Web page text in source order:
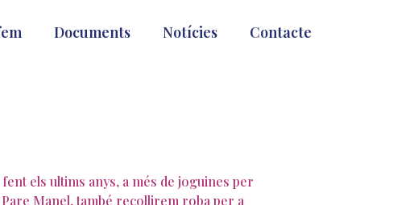
Documents Notícies Contacte
els ultims anys, a més de joguines per
Manel, també recollirem roba per a